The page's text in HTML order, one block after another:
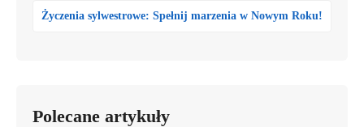
Życzenia sylwestrowe: Spełnij marzenia w Nowym Roku!
Polecane artykuły